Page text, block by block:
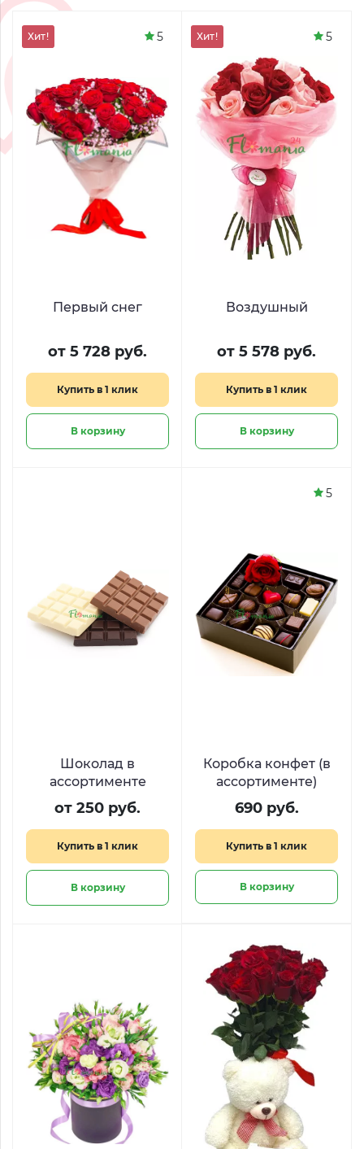
Первый снег
от 5 728 руб.
Купить в 1 клик
В корзину
Хит! 5
Воздушный
от 5 578 руб.
Купить в 1 клик
В корзину
Хит! 5
Шоколад в
ассортименте
от 250 руб.
Купить в 1 клик
В корзину
Коробка конфет (в
ассортименте)
690 руб.
Купить в 1 клик
В корзину
5